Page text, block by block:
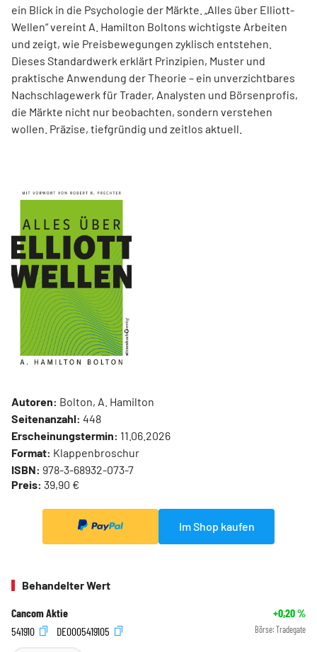
ein Blick in die Psychologie der Märkte. „Alles über Elliott-
Wellen“ vereint A. Hamilton Boltons wichtigste Arbeiten
und zeigt, wie Preisbewegungen zyklisch entstehen.
Dieses Standardwerk erklärt Prinzipien, Muster und
praktische Anwendung der Theorie – ein unverzichtbares
Nachschlagewerk für Trader, Analysten und Börsenprofis,
die Märkte nicht nur beobachten, sondern verstehen
wollen. Präzise, tiefgründig und zeitlos aktuell.
Autoren: Bolton, A. Hamilton
Seitenanzahl: 448
Erscheinungstermin: 11.06.2026
Format: Klappenbroschur
ISBN: 978-3-68932-073-7
Preis: 39,90 €
Im Shop kaufen
Behandelter Wert
Cancom Aktie +0,20%
541910
DE0005419105 Börse: Tradegate